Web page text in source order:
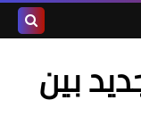
المدونةبين